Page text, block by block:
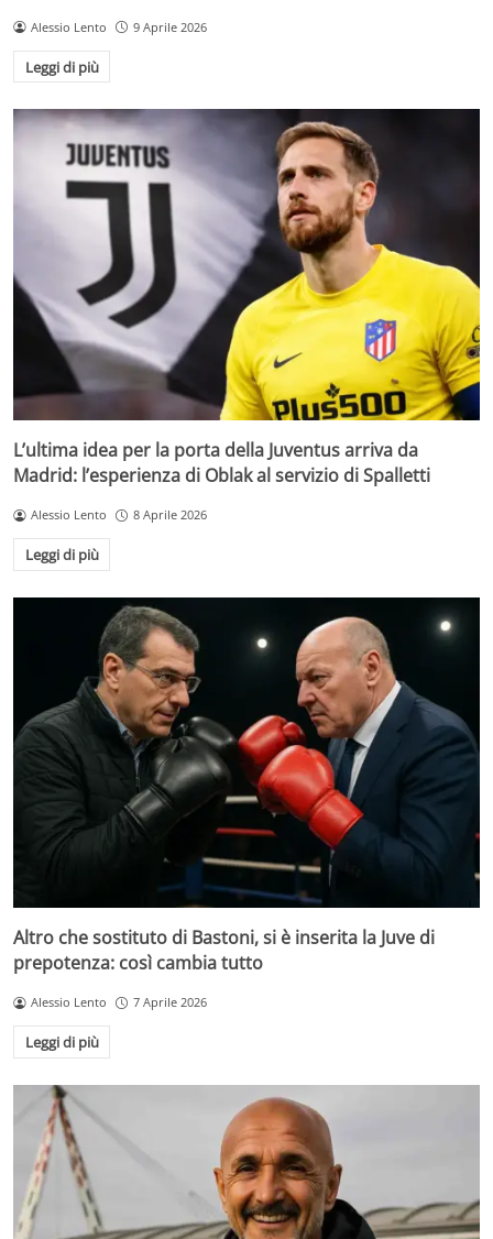
Alessio Lento 9 Aprile 2026
Leggi di più
L’ultima idea per la porta della Juventus arriva da
Madrid: l’esperienza di Oblak al servizio di Spalletti
Alessio Lento 8 Aprile 2026
Leggi di più
Altro che sostituto di Bastoni, si è inserita la Juve di
prepotenza: così cambia tutto
Alessio Lento 7 Aprile 2026
Leggi di più